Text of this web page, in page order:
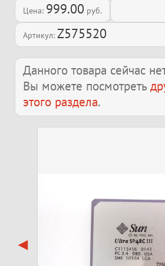
Цена: 999.00 руб.
Артикул: Z575520
Данного товара сейчас
Вы можете посмотреть
этого раздела.